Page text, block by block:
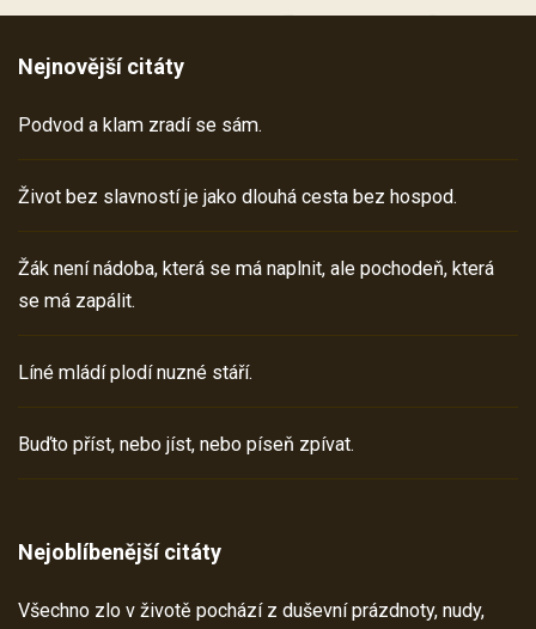
Nejnovější citáty
Podvod a klam zradí se sám.
Život bez slavností je jako dlouhá cesta bez hospod.
Žák není nádoba, která se má naplnit, ale pochodeň, která
se má zapálit.
Líné mládí plodí nuzné stáří.
Buďto příst, nebo jíst, nebo píseň zpívat.
Nejoblíbenější citáty
Všechno zlo v životě pochází z duševní prázdnoty, nudy,